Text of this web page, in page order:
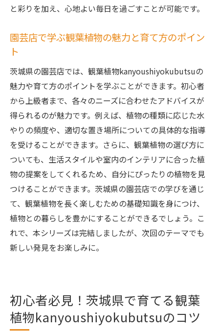
と彩りを加え、心地よい毎日を過ごすことが可能です。
園芸店で学ぶ観葉植物の魅力と育て方のポイン
ト
茨城県の園芸店では、観葉植物kanyoushiyokubutsuの
魅力や育て方のポイントを学ぶことができます。初心者
から上級者まで、各々のニーズに合わせたアドバイスが
得られるのが魅力です。例えば、植物の種類に応じた水
やりの頻度や、適切な置き場所についての具体的な指導
を受けることができます。さらに、観葉植物の選び方に
ついても、生活スタイルや室内のインテリアに合った植
物の提案をしてくれるため、自分にぴったりの植物を見
つけることができます。茨城県の園芸店での学びを通じ
て、観葉植物を長く楽しむための基礎知識を身につけ、
植物との暮らしを豊かにすることができるでしょう。こ
れで、本シリーズは完結しましたが、次回のテーマでも
新しい発見をお楽しみに。
初心者必見！茨城県で育てる観葉
植物kanyoushiyokubutsuのコツ